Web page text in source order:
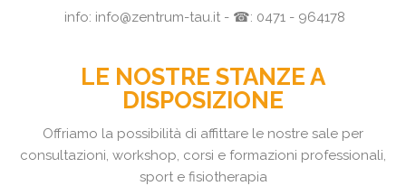
info: info@zentrum-tau.it - ☎: 0471 - 964178
LE NOSTRE STANZE A
DISPOSIZIONE
Offriamo la possibilità di affittare le nostre sale per
consultazioni, workshop, corsi e formazioni professionali,
sport e fisiotherapia